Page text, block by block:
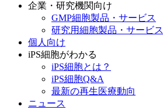
企業・研究機関向け
GMP細胞製品・サービス
研究用細胞製品・サービス
個人向け
iPS細胞がわかる
iPS細胞とは？
iPS細胞Q&A
最新の再生医療動向
ニュース